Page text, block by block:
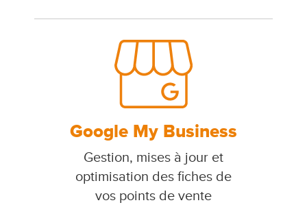
Google My Business
Gestion, mises à jour et
optimisation des fiches de
vos points de vente